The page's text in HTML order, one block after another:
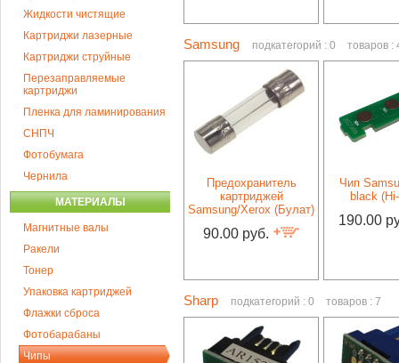
Жидкости чистящие
Картриджи лазерные
Картриджи струйные
Перезаправляемые
картриджи
Пленка для ламинирования
СНПЧ
Фотобумага
Чернила
МАТЕРИАЛЫ
Магнитные валы
Ракели
Тонер
Упаковка картриджей
Флажки сброса
Фотобарабаны
Чипы
Samsung подкатегорий : 0 товаров :
Предохранитель
картриджей
Samsung/Xerox (Булат)
90.00 руб.
Чип
black
190.00
Sharp подкатегорий : 0 товаров : 7